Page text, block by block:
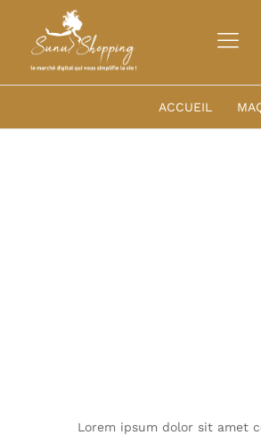
ACCUEIL
Lorem ipsum dolor sit amet